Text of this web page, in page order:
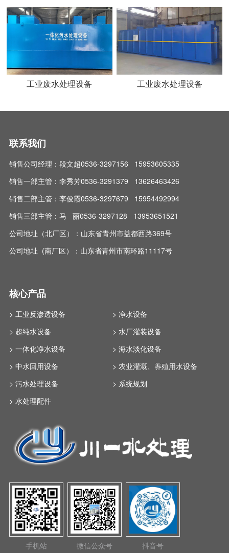
工业废水处理设备 工业废水处理设备
联系我们
销售公司经理：段文超0536-3297156 15953605335
销售一部主管：李秀芳0536-3291379 13626463426
销售二部主管：李俊霞0536-3297679 15954492994
销售三部主管：马 丽0536-3297128 13953651521
公司地址（北厂区）：山东省青州市益都西路369号
公司地址 (南厂区）：山东省青州市南环路11117号
核心产品
> 工业反渗透设备
> 净水设备
> 超纯水设备
> 水厂灌装设备
> 一体化净水设备
> 海水淡化设备
> 中水回用设备
> 农业灌溉、养殖用水设备
> 污水处理设备
> 系统规划
> 水处理配件
手机站 微信公众号 抖音号